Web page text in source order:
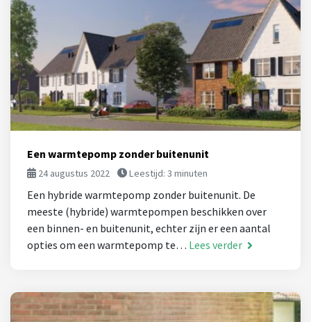
Een warmtepomp zonder buitenunit
24 augustus 2022 Leestijd: 3 minuten
Een hybride warmtepomp zonder buitenunit. De
meeste (hybride) warmtepompen beschikken over
een binnen- en buitenunit, echter zijn er een aantal
opties om een warmtepomp te… Lees verder